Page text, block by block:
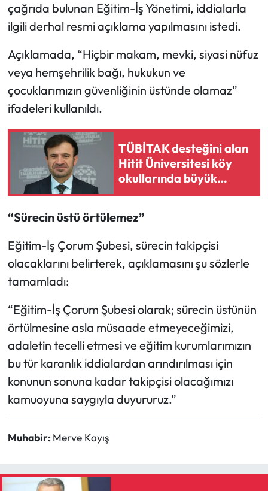
çağrıda bulunan Eğitim-İş Yönetimi, iddialarla
ilgili derhal resmi açıklama yapılmasını istedi.
Açıklamada, “Hiçbir makam, mevki, siyasi nüfuz
veya hemşehrilik bağı, hukukun ve
çocuklarımızın güvenliğinin üstünde olamaz”
ifadeleri kullanıldı.
TÜBİTAK desteğini alan
Hitit Üniversitesi köy
okullarında büyük
dönüşümü başlatıyor
“Sürecin üstü örtülemez”
Eğitim-İş Çorum Şubesi, sürecin takipçisi
olacaklarını belirterek, açıklamasını şu sözlerle
tamamladı:
“Eğitim-İş Çorum Şubesi olarak; sürecin üstünün
örtülmesine asla müsaade etmeyeceğimizi,
adaletin tecelli etmesi ve eğitim kurumlarımızın
bu tür karanlık iddialardan arındırılması için
konunun sonuna kadar takipçisi olacağımızı
kamuoyuna saygıyla duyururuz.”
Muhabir: Merve Kayış